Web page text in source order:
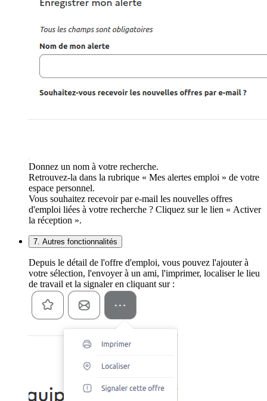
Donnez un nom à votre recherche.
Retrouvez-la dans la rubrique « Mes alertes emploi » de votre
espace personnel.
Vous souhaitez recevoir par e-mail les nouvelles offres
d'emploi liées à votre recherche ? Cliquez sur le lien « Activer
la réception ».
7. Autres fonctionnalités
Depuis le détail de l'offre d'emploi, vous pouvez l'ajouter à
votre sélection, l'envoyer à un ami, l'imprimer, localiser le lieu
de travail et la signaler en cliquant sur :